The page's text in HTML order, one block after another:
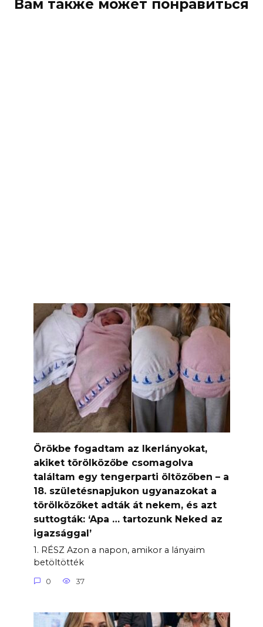
Вам также может понравиться
Örökbe fogadtam az Ikerlányokat,
akiket törölközőbe csomagolva
találtam egy tengerparti öltözőben – a
18. születésnapjukon ugyanazokat a
törölközőket adták át nekem, és azt
suttogták: ‘Apa … tartozunk Neked az
igazsággal’
1. RÉSZ Azon a napon, amikor a lányaim
betöltötték
0 37